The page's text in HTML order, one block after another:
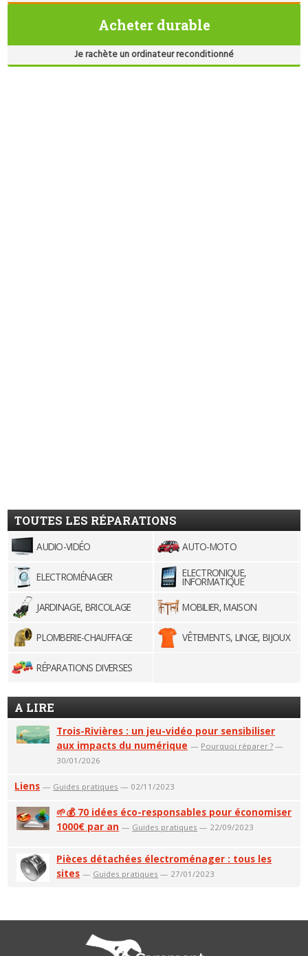
Acheter durable
Je rachète un ordinateur reconditionné
TOUTES LES RÉPARATIONS
AUDIO-VIDÉO AUTO-MOTO
ELECTROMÉNAGER ELECTRONIQUE,
INFORMATIQUE
JARDINAGE, BRICOLAGE
MOBILIER, MAISON
PLOMBERIE-CHAUFFAGE VÊTEMENTS, LINGE, BIJOUX
RÉPARATIONS DIVERSES
A LIRE
Trois-Rivières : un jeu-vidéo pour sensibiliser
aux impacts du numérique — Pourquoi réparer ? —
30/01/2026
Liens — Guides pratiques — 02/11/2023
🌱💰 70 idées éco-responsables pour économiser
1000€ par an — Guides pratiques — 22/09/2023
Pièces détachées électroménager : tous les
sites — Guides pratiques — 27/01/2023